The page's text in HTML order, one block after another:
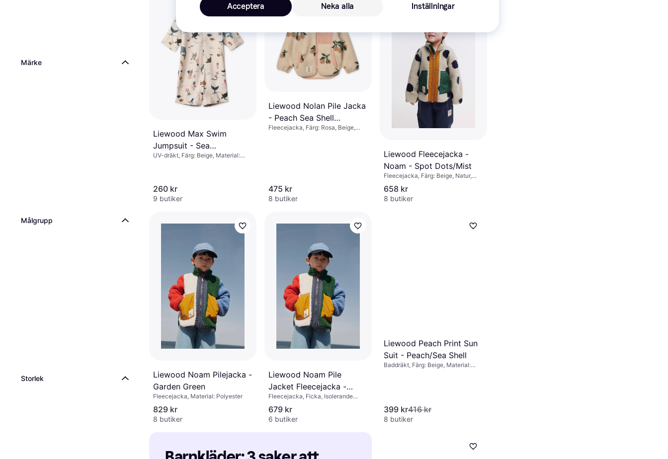
Märke
Målgrupp
Storlek
Liewood Max Swim
Jumpsuit - Sea
Creature/Sandy
UV-dräkt, Färg: Beige, Material:
260 kr
9 butiker
Trendande
Liewood Nolan Pile Jacka
- Peach Sea Shell
(LW19877-1542)
Fleecejacka, Färg: Rosa, Beige,
475 kr
8 butiker
Liewood Fleecejacka -
Noam - Spot Dots/Mist
Fleecejacka, Färg: Beige, Natur,
Grå, Material: Fleece, Polyester,
Syntet, Gore-Tex, Mönster: Prickig,
658 kr
8 butiker
Liewood Noam Pilejacka -
Garden Green
Fleecejacka, Material: Polyester
829 kr
8 butiker
Liewood Noam Pile
Jacket Fleecejacka -
Green
Fleecejacka, Ficka, Isolerande
679 kr
6 butiker
Liewood Peach Print Sun
Suit - Peach/Sea Shell
Baddräkt, Färg: Beige, Material:
399 kr416 kr
8 butiker
Neka alla
Acceptera Inställningar